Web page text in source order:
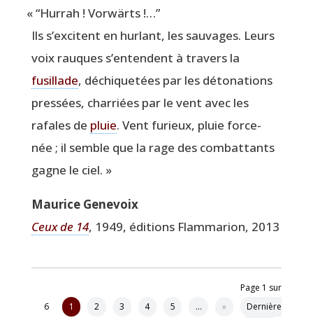
«“Hur­rah ! Vorwärts !…”
Ils s’ex­citent en hur­lant, les sau­vages. Leurs
voix rauques s’en­tendent à tra­vers la
fusillade, déchi­que­tées par les déto­na­tions
pres­sées, char­riées par le vent avec les
rafales de pluie. Vent furieux, pluie for­ce­
née ; il semble que la rage des com­bat­tants
gagne le ciel. »
Mau­rice Genevoix
Ceux de 14, 1949, édi­tions Flam­ma­rion, 2013
Page 1 sur
6
1 2 3 4 5 … »
Dernière